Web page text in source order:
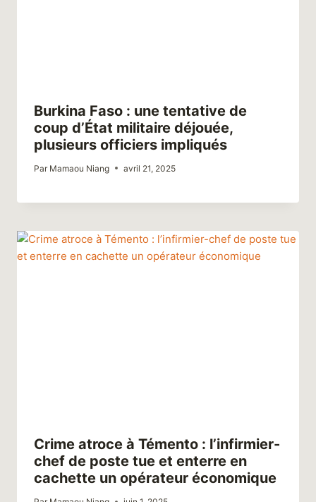
Burkina Faso : une tentative de
coup d’État militaire déjouée,
plusieurs officiers impliqués
Par Mamaou Niang avril 21, 2025
Crime atroce à Témento : l’infirmier-
chef de poste tue et enterre en
cachette un opérateur économique